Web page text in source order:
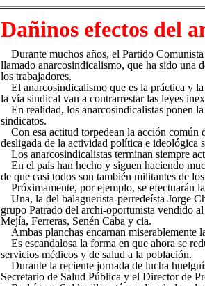
Dañinos efectos del
Durante muchos años, el Partido
llamado anarcosindicalismo, que ha sido una
los trabajadores.
El anarcosindicalismo que es la práctica y
la vía sindical van a contrarrestar las leyes
En realidad, los anarcosindicalistas ponen
sindicatos.
Con esa actitud torpedean la acción común
desligada de la actividad política e ideológica
Los anarcosindicalistas terminan siempre
En el país han hecho y siguen haciendo
de que casi todos son también militantes de
Próximamente, por ejemplo, se efectuarán
Una, la del balaguerista-perredeísta Jorge
grupo Patrado del archi-oportunista vendido
Mejía, Ferreras, Senén Caba y cia.
Ambas planchas encarnan miserablemente
Es escandalosa la forma en que ahora se
servicios médicos y de salud a la población.
Durante la reciente jornada de lucha
Secretario de Salud Pública y el Director de